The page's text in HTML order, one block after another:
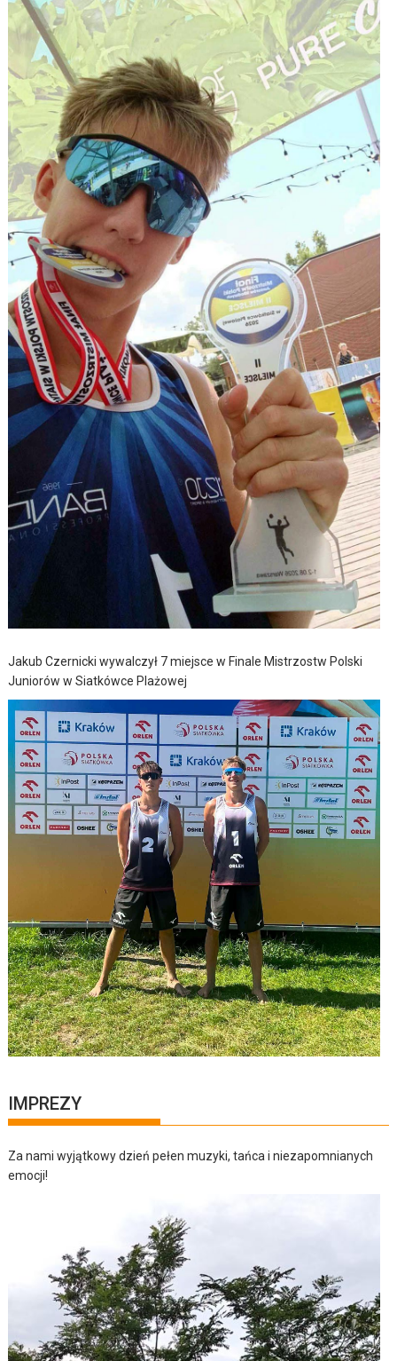
Jakub Czernicki wywalczył 7 miejsce w Finale Mistrzostw Polski
Juniorów w Siatkówce Plażowej
IMPREZY
Za nami wyjątkowy dzień pełen muzyki, tańca i niezapomnianych
emocji!